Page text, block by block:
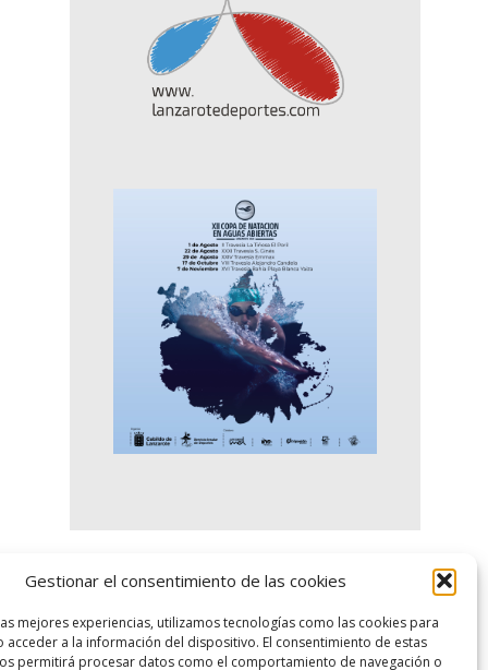
Gestionar el consentimiento de las cookies
mejores experiencias, utilizamos tecnologías como las cookies para
acceder a la información del dispositivo. El consentimiento de estas
permitirá procesar datos como el comportamiento de navegación o
logo SID